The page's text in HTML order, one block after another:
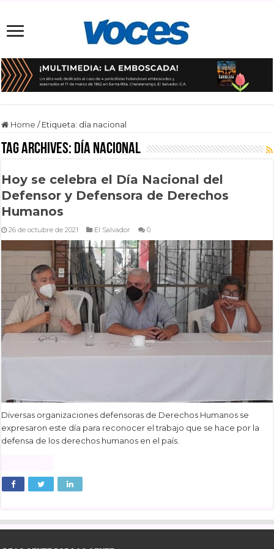
Home / Etiqueta: día nacional
Tag Archives: día nacional
Hoy se celebra el Día Nacional del
Defensor y Defensora de Derechos
Humanos
26 de octubre de 2021 El Salvador 0
Diversas organizaciones defensoras de Derechos Humanos se
expresaron este día para reconocer el trabajo que se hace por la
defensa de los derechos humanos en el país.